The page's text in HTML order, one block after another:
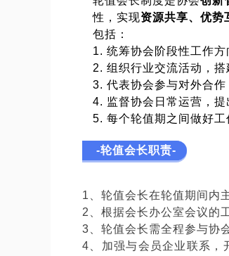
性，实现资源共享、优势
包括：
1. 统筹协会阶段性工作
2. 组织行业交流活动，
3. 代表协会参与对外合
4. 监督协会日常运营，提
5. 每个轮值期之间做好工
-轮值会长职责-
1、轮值会长在轮值期间内
2、根据会长办公室会议的
3、轮值会长需全程参与协
4、加强与会员企业联系，